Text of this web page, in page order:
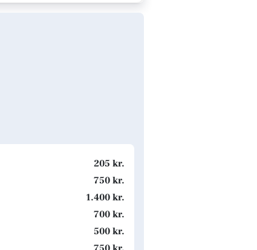
205 kr.
750 kr.
1.400 kr.
700 kr.
500 kr.